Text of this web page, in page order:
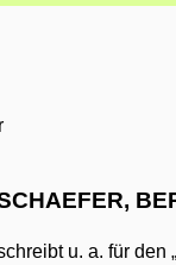
u. a. für den